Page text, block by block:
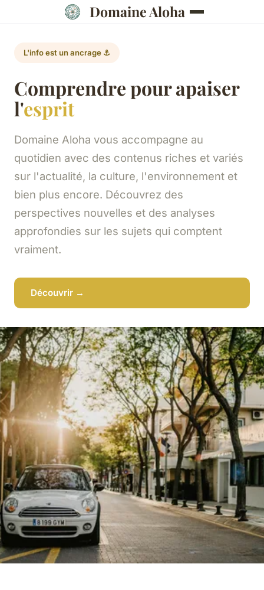
Domaine Aloha
L'info est un ancrage ⚓
Comprendre pour apaiser
l'esprit
Domaine Aloha vous accompagne au
quotidien avec des contenus riches et variés
sur l'actualité, la culture, l'environnement et
bien plus encore. Découvrez des
perspectives nouvelles et des analyses
approfondies sur les sujets qui comptent
vraiment.
Découvrir →